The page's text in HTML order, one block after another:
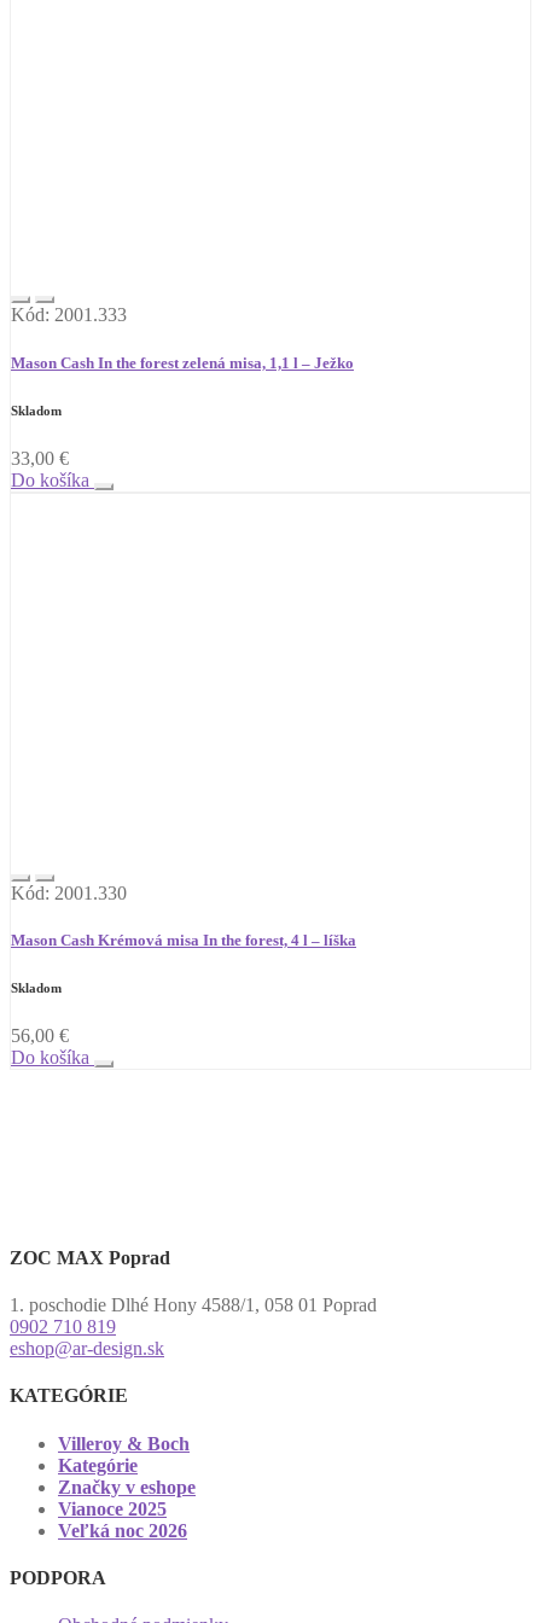
Kód: 2001.333
Mason Cash In the forest zelená misa, 1,1 l – Ježko
Skladom
33,00 €
Do košíka
Kód: 2001.330
Mason Cash Krémová misa In the forest, 4 l – líška
Skladom
56,00 €
Do košíka
ZOC MAX Poprad
1. poschodie Dlhé Hony 4588/1, 058 01 Poprad
0902 710 819
eshop@ar-design.sk
KATEGÓRIE
Villeroy & Boch
Kategórie
Značky v eshope
Vianoce 2025
Veľká noc 2026
PODPORA